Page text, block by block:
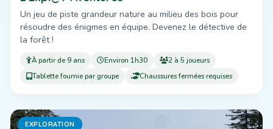
Un jeu de piste grandeur nature au milieu des bois pour
résoudre des énigmes en équipe. Devenez le détective de
la forêt !
À partir de 9 ans Environ 1h30
2 à 5 joueurs
Tablette fournie par groupe
Chaussures fermées requises
EXPLORATION